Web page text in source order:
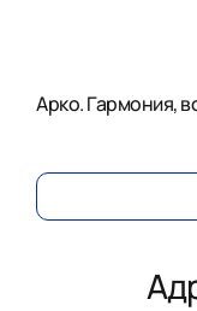
Арко. Гармония,